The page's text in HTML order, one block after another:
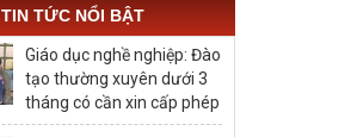
TIN TỨC NỔI BẬT
Giáo dục nghề nghiệp: Đào
tạo thường xuyên dưới 3
tháng có cần xin cấp phép
hay không?